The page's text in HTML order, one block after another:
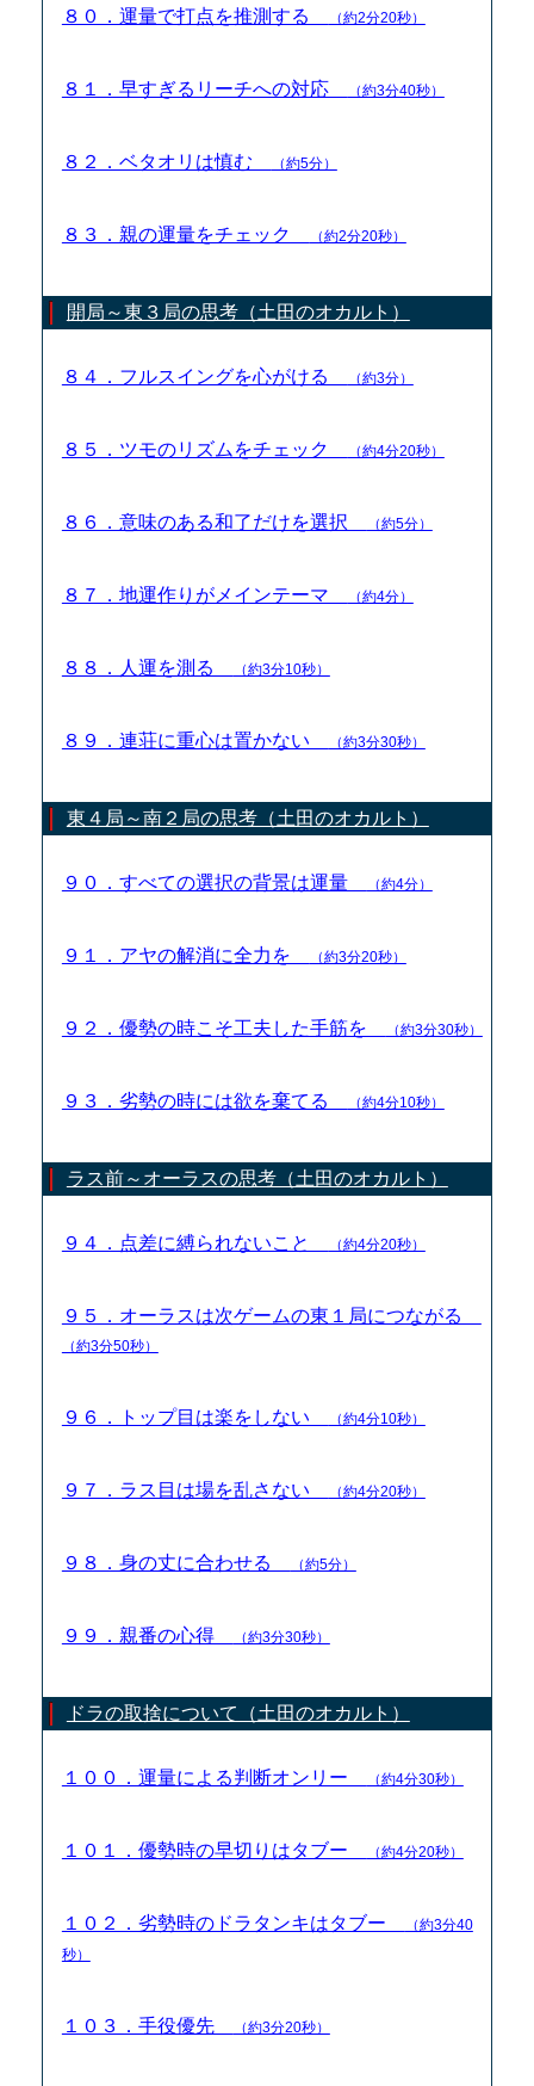
８０．運量で打点を推測する （約2分20秒）
８１．早すぎるリーチへの対応 （約3分40秒）
８２．ベタオリは慎む （約5分）
８３．親の運量をチェック （約2分20秒）
開局～東３局の思考（土田のオカルト）
８４．フルスイングを心がける （約3分）
８５．ツモのリズムをチェック （約4分20秒）
８６．意味のある和了だけを選択 （約5分）
８７．地運作りがメインテーマ （約4分）
８８．人運を測る （約3分10秒）
８９．連荘に重心は置かない （約3分30秒）
東４局～南２局の思考（土田のオカルト）
９０．すべての選択の背景は運量 （約4分）
９１．アヤの解消に全力を （約3分20秒）
９２．優勢の時こそ工夫した手筋を （約3分30秒）
９３．劣勢の時には欲を棄てる （約4分10秒）
ラス前～オーラスの思考（土田のオカルト）
９４．点差に縛られないこと （約4分20秒）
９５．オーラスは次ゲームの東１局につながる
（約3分50秒）
９６．トップ目は楽をしない （約4分10秒）
９７．ラス目は場を乱さない （約4分20秒）
９８．身の丈に合わせる （約5分）
９９．親番の心得 （約3分30秒）
ドラの取捨について（土田のオカルト）
１００．運量による判断オンリー （約4分30秒）
１０１．優勢時の早切りはタブー （約4分20秒）
１０２．劣勢時のドラタンキはタブー
（約3分40
秒）
１０３．手役優先 （約3分20秒）